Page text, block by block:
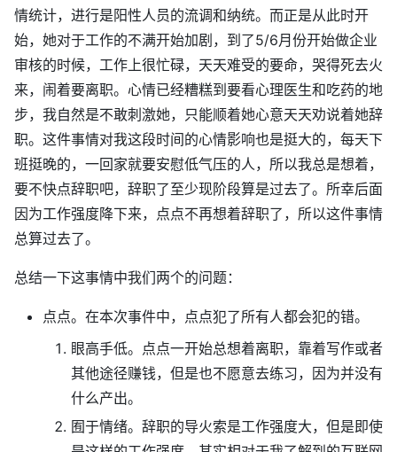
情统计，进行是阳性人员的流调和纳统。而正是从此时开
始，她对于工作的不满开始加剧，到了5/6月份开始做企业
审核的时候，工作上很忙碌，天天难受的要命，哭得死去火
来，闹着要离职。心情已经糟糕到要看心理医生和吃药的地
步，我自然是不敢刺激她，只能顺着她心意天天劝说着她辞
职。这件事情对我这段时间的心情影响也是挺大的，每天下
班挺晚的，一回家就要安慰低气压的人，所以我总是想着，
要不快点辞职吧，辞职了至少现阶段算是过去了。所幸后面
因为工作强度降下来，点点不再想着辞职了，所以这件事情
总算过去了。
总结一下这事情中我们两个的问题：
点点。在本次事件中，点点犯了所有人都会犯的错。
眼高手低。点点一开始总想着离职，靠着写作或者
其他途径赚钱，但是也不愿意去练习，因为并没有
什么产出。
囿于情绪。辞职的导火索是工作强度大，但是即使